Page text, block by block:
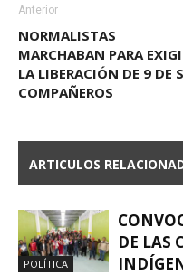
Anterior
NORMALISTAS
MARCHABAN PARA
LA LIBERACIÓN DE 9 DE
COMPAÑEROS
ARTICULOS
POLÍTICA
DE LAS